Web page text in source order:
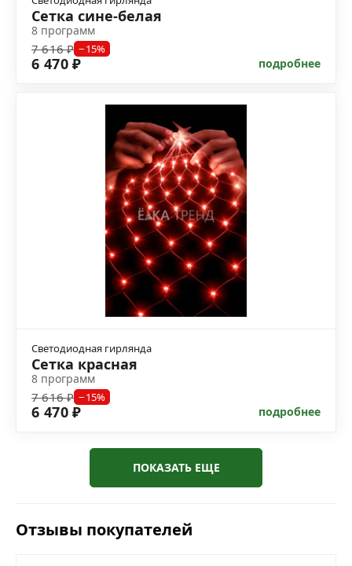
Сетка сине-белая
8 программ
7 616 ₽ −15%
6 470 ₽ подробнее
Светодиодная гирлянда
Сетка красная
8 программ
7 616 ₽ −15%
6 470 ₽ подробнее
ПОКАЗАТЬ ЕЩЕ
Отзывы покупателей